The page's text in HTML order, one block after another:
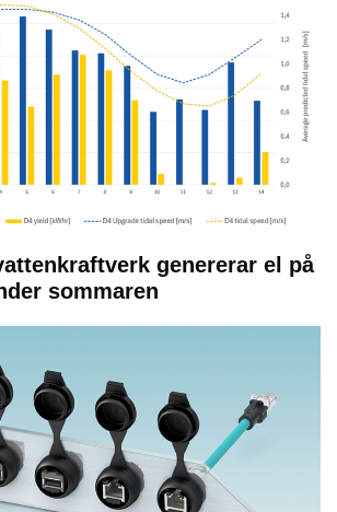
genererar el på
sommaren